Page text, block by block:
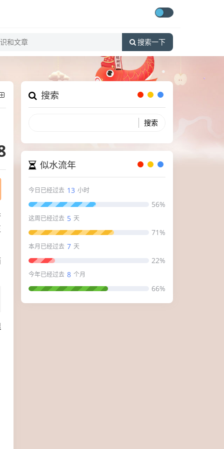
搜索一下
搜索
似水流年
今日已经过去 13 小时
56%
这周已经过去 5 天
71%
本月已经过去 7 天
22%
今年已经过去 8 个月
66%